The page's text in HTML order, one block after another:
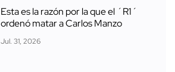
Esta es la razón por la que el ´R1´
ordenó matar a Carlos Manzo
Jul. 31, 2026